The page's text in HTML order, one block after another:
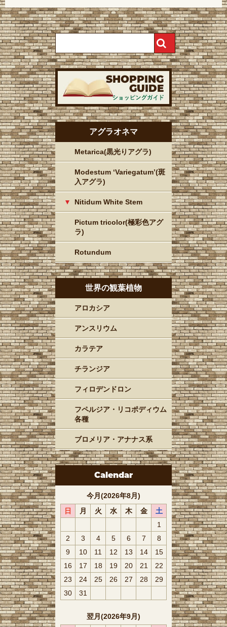
アグラオネマ
Metarica(黒光りアグラ)
Modestum ‘Variegatum’(斑
入アグラ)
Nitidum White Stem
Pictum tricolor(極彩色アグ
ラ)
Rotundum
世界の観葉植物
アロカシア
アンスリウム
カラテア
チランジア
フィロデンドロン
フペルジア・リコポディウム
各種
ブロメリア・アナナス系
Calendar
今月(2026年8月)
日
月 火 水 木 金
土
1
2
3 4 5 6 7
8
9
10 11 12 13 14
15
16
17 18 19 20 21
22
23
24 25 26 27 28
29
30
31
翌月(2026年9月)